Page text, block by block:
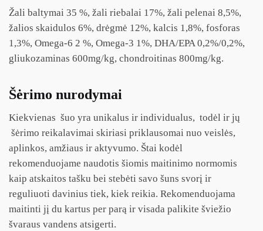
Žali baltymai 35 %, žali riebalai 17%, žali pelenai 8,5%,
žalios skaidulos 6%, drėgmė 12%, kalcis 1,8%, fosforas
1,3%, Omega-6 2 %, Omega-3 1%, DHA/EPA 0,2%/0,2%,
gliukozaminas 600mg/kg, chondroitinas 800mg/kg.
Šėrimo nurodymai
Kiekvienas šuo yra unikalus ir individualus, todėl ir jų
šėrimo reikalavimai skiriasi priklausomai nuo veislės,
aplinkos, amžiaus ir aktyvumo. Štai kodėl
rekomenduojame naudotis šiomis maitinimo normomis
kaip atskaitos tašku bei stebėti savo šuns svorį ir
reguliuoti davinius tiek, kiek reikia. Rekomenduojama
maitinti jį du kartus per parą ir visada palikite šviežio
švaraus vandens atsigerti.